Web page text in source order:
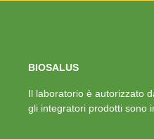
BIOSALUS
Il laboratorio è autorizzato
gli integratori prodotti sono